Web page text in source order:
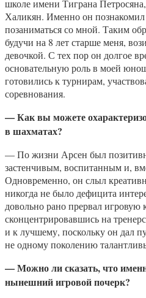
школе имени Тиграна
Халикян. Именно он
позаниматься со мной. Таким
будучи на 8 лет старше меня,
девочкой. С тех пор он долгое
основательную роль в моей
готовились к турнирам,
соревнования.
— Как вы можете
в шахматах?
— По жизни Арсен был
застенчивым, воспитанным и,
Одновременно, он слыл
никогда не было дефицита
довольно рано прервал игровую
сконцентрировавшись на
и к лучшему, поскольку он дал
не одному поколению
— Можно ли сказать, что
нынешний игровой почерк?